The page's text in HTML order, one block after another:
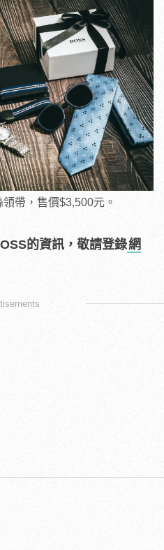
帶，售價$3,500元。
的資訊，敬請登錄網